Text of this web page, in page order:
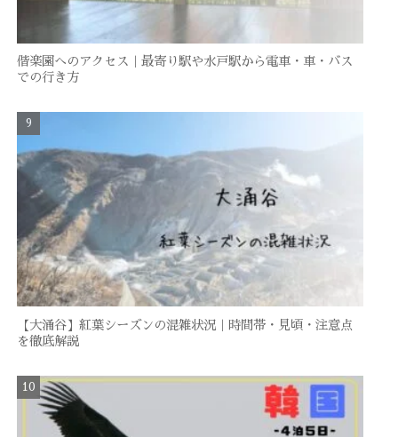
偕楽園へのアクセス｜最寄り駅や水戸駅から電車・車・バス
での行き方
【大涌谷】紅葉シーズンの混雑状況｜時間帯・見頃・注意点
を徹底解説